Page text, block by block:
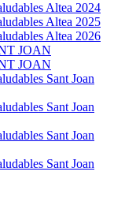
Altea 2024
Altea 2025
Altea 2026
JOAN
JOAN
Sant Joan
Sant Joan
Sant Joan
Sant Joan